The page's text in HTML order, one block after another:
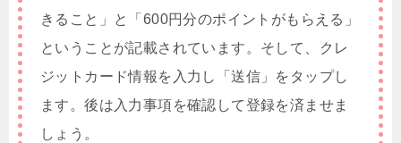
きること」と「600円分のポイントがもらえる」
ということが記載されています。そして、クレ
ジットカード情報を入力し「送信」をタップし
ます。後は入力事項を確認して登録を済ませま
しょう。